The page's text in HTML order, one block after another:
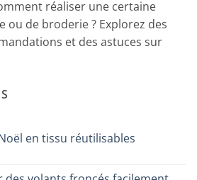
réaliser une certaine
ou de broderie ? Explorez des
et des astuces sur
en tissu réutilisables